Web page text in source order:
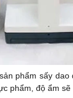
phẩm sấy dao
phẩm, độ ẩm sẽ